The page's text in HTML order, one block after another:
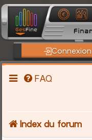
Connexion
FAQ
Index du forum